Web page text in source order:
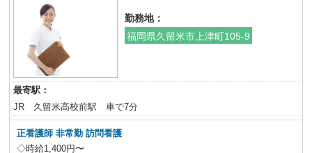
勤務地：
福岡県久留米市上津町105-9
最寄駅：
JR 久留米高校前駅 車で7分
正看護師非常勤 訪問看護
◇時給1,400円〜